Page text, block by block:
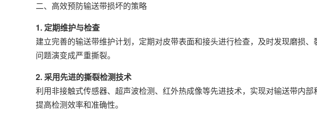
二、高效预防输送带损坏的策略
1. 定期维护与检查
建立完善的输送带维护计划，定期对皮带表面和接头进行检查，及时发现磨损
问题演变成严重撕裂。
2. 采用先进的撕裂检测技术
利用非接触式传感器、超声波检测、红外热成像等先进技术，实现对输送带内
提高检测效率和准确性。